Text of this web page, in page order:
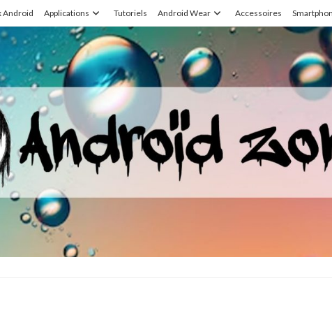
Android Applications Tutoriels Android Wear Accessoires